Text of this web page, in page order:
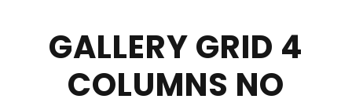
GALLERY GRID 4
COLUMNS NO